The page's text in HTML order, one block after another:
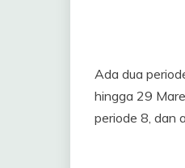
Ada dua
hingga 29
periode 8, dan